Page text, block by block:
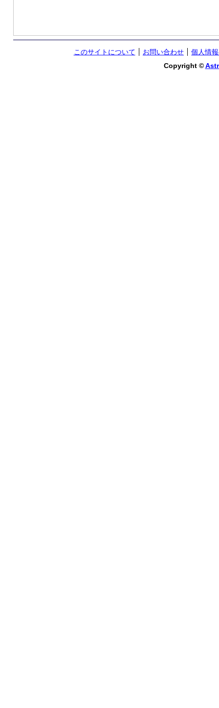
このサイトについて お問い合わせ
個人情
Copyright ©